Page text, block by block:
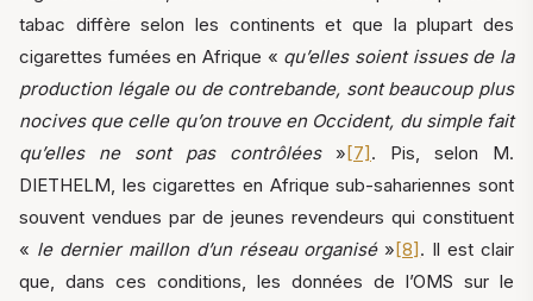
tabac diffère selon les continents et que la plupart des
cigarettes fumées en Afrique « qu’elles soient issues de la
production légale ou de contrebande, sont beaucoup plus
nocives que celle qu’on trouve en Occident, du simple fait
qu’elles ne sont pas contrôlées» [7] . Pis, selon M.
DIETHELM, les cigarettes en Afrique sub-sahariennes sont
souvent vendues par de jeunes revendeurs qui constituent
« le dernier maillon d’un réseau organisé» [8] . Il est clair
que, dans ces conditions, les données de l’OMS sur le